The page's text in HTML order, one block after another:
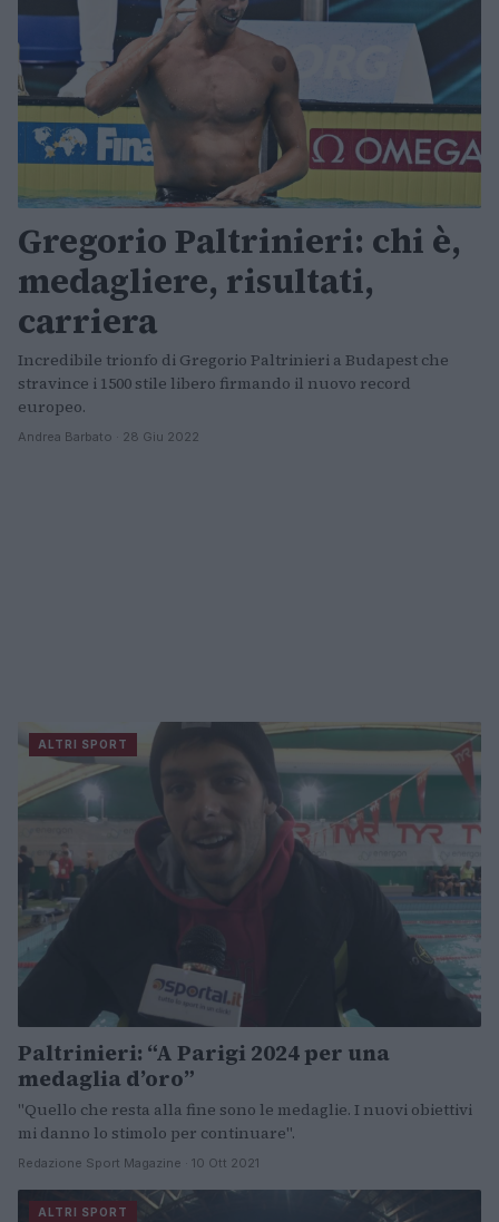
Gregorio Paltrinieri: chi è,
medagliere, risultati,
carriera
Incredibile trionfo di Gregorio Paltrinieri a Budapest che
stravince i 1500 stile libero firmando il nuovo record
europeo.
Andrea Barbato · 28 Giu 2022
ALTRI SPORT
Paltrinieri: “A Parigi 2024 per una
medaglia d’oro”
"Quello che resta alla fine sono le medaglie. I nuovi obiettivi
mi danno lo stimolo per continuare".
Redazione Sport Magazine · 10 Ott 2021
ALTRI SPORT